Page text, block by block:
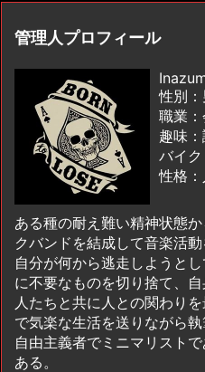
管理人プロフィール
性別：
職業
趣味
バイ
性格：
ある種の耐え難い精神状態
クバンドを結成して音楽活動
自分が何から逃走しようと
に不要なものを切り捨て、
人たちと共に人との関わり
で気楽な生活を送りながら執
自由主義者でミニマリスト
ある。